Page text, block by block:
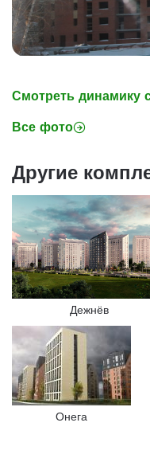
Смотреть динамику
Все фото
Другие
Дежнёв
Онега